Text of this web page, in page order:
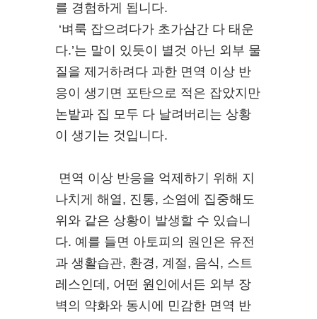
를 경험하게 됩니다.
‘벼룩 잡으려다가 초가삼간 다 태운
다.’는 말이 있듯이 별것 아닌 외부 물
질을 제거하려다 과한 면역 이상 반
응이 생기면 포탄으로 적은 잡았지만
논밭과 집 모두 다 날려버리는 상황
이 생기는 것입니다.
면역 이상 반응을 억제하기 위해 지
나치게 해열, 진통, 소염에 집중해도
위와 같은 상황이 발생할 수 있습니
다. 예를 들면 아토피의 원인은 유전
과 생활습관, 환경, 계절, 음식, 스트
레스인데, 어떤 원인에서든 외부 장
벽의 약화와 동시에 민감한 면역 반